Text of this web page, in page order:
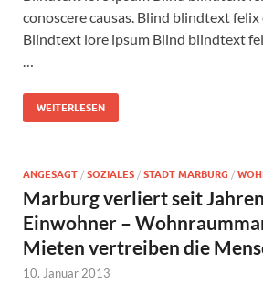
conoscere causas. Blind blindtext
Blindtext lore ipsum Blind blindtext
…
WEITERLESEN
ANGESAGT / SOZIALES / STADT MARBURG /
Marburg verliert seit
Einwohner –
Mieten vertreiben die
10. Januar 2013